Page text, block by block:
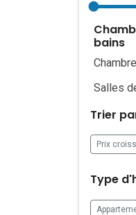
bains
Salles
Trier
Prix
Type